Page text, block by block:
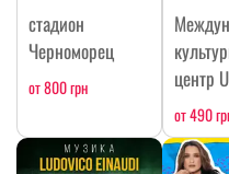
стадион
Черноморец
от 800 грн
центр
от 490